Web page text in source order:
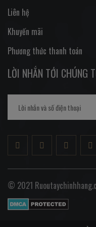
Liên hệ
Khuyến mãi
Phương thức thanh toán
LỜI NHẮN TỚI CHÚNG
© 2021